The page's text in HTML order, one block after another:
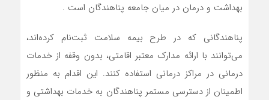
بهداشت و درمان در میان جامعه پناهندگان است .
پناهندگانی که در طرح بیمه سلامت ثبت‌نام کرده‌اند،
می‌توانند با ارائه مدارک معتبر اقامتی، بدون وقفه از خدمات
درمانی در مراکز درمانی استفاده کنند. این اقدام به منظور
اطمینان از دسترسی مستمر پناهندگان به خدمات بهداشتی و